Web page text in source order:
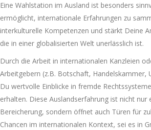
Eine Wahlstation im Ausland ist besonders
ermöglicht, internationale Erfahrungen zu
interkulturelle Kompetenzen und stärkt Deine
die in einer globalisierten Welt unerlässlich ist.
Durch die Arbeit in internationalen Kanzleien
Arbeitgebern (z.B. Botschaft, Handelskammer,
Du wertvolle Einblicke in fremde
erhalten. Diese Auslandserfahrung ist nicht nur
Bereicherung, sondern öffnet auch Türen für
Chancen im internationalen Kontext, sei es in